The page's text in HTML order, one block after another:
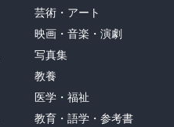
芸術・アート
映画・音楽・演劇
写真集
教養
医学・福祉
教育・語学・参考書